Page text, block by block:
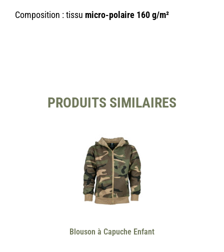
Composition : tissu micro-polaire 160 g/m²
PRODUITS SIMILAIRES
Blouson à Capuche Enfant